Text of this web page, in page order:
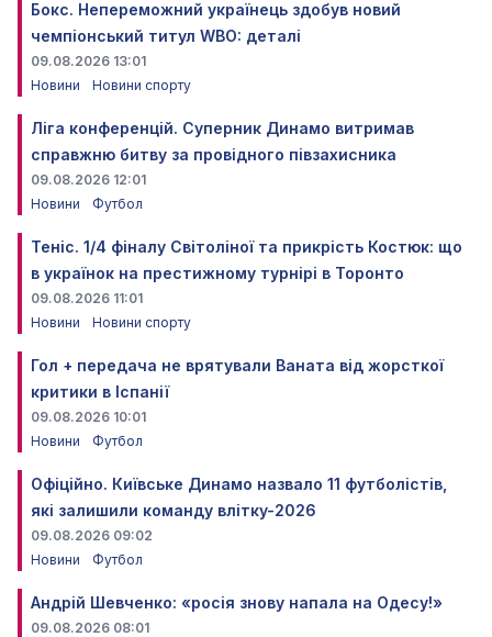
Бокс. Непереможний українець здобув новий
чемпіонський титул WBO: деталі
09.08.2026 13:01
Новини
Новини спорту
Ліга конференцій. Суперник Динамо витримав
справжню битву за провідного півзахисника
09.08.2026 12:01
Новини
Футбол
Теніс. 1/4 фіналу Світоліної та прикрість Костюк: що
в українок на престижному турнірі в Торонто
09.08.2026 11:01
Новини
Новини спорту
Гол + передача не врятували Ваната від жорсткої
критики в Іспанії
09.08.2026 10:01
Новини
Футбол
Офіційно. Київське Динамо назвало 11 футболістів,
які залишили команду влітку-2026
09.08.2026 09:02
Новини
Футбол
Андрій Шевченко: «росія знову напала на Одесу!»
09.08.2026 08:01